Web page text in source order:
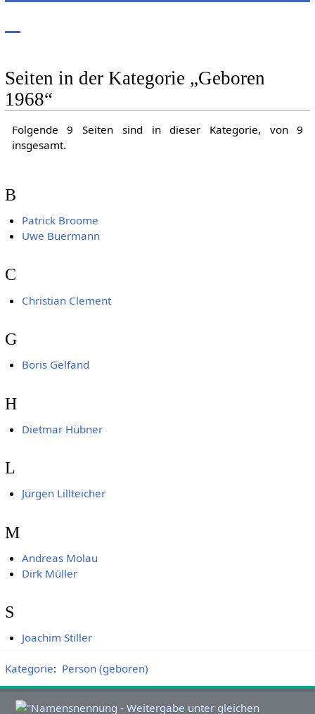
Seiten in der Kategorie „Geboren
1968“
Folgende 9 Seiten sind in dieser Kategorie, von 9
insgesamt.
B
Patrick Broome
Uwe Buermann
C
Christian Clement
G
Boris Gelfand
H
Dietmar Hübner
L
Jürgen Lillteicher
M
Andreas Molau
Dirk Müller
S
Joachim Stiller
Kategorie: Person (geboren)